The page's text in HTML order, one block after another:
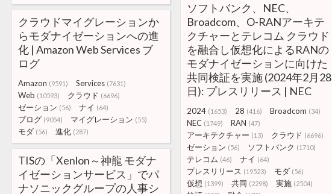
ソフトバンク、NEC、
Broadcom、O-RANアーキテ
クチャーとテレコム クラウド
を融合し仮想化によるRANの
モダナイゼーションに向けた
共同検証を実施 (2024年2月28
日): プレスリリース | NEC
2024 (1653) 28 (416) Broadcom (34)
NEC (1749) RAN (47)
アーキテクチャー (13) クラウド (6696)
ゼーション (56) ソフトバンク (1710)
テレコム (46) ナイ (64)
プレスリリース (19523) モダ (56)
仮想 (1399) 共同 (2298) 実施 (2504)
クラウドマイグレーションか
らモダナイゼーションへの進
化 | Amazon Web Services ブ
ログ
Amazon (9591) Services (7631)
Web (10593) クラウド (6696)
ゼーション (56) ナイ (64)
ブログ (9054) マイグレーション (55)
モダ (56) 進化 (287)
TISの「Xenlon～神龍 モダナ
イゼーションサービス」でパ
ナソニックグループの人事シ